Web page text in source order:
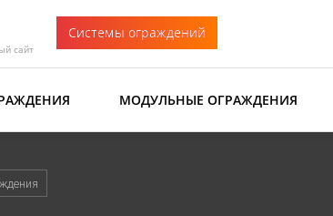
сайт
Системы ограждений
МОДУЛЬНЫЕ ОГРАЖДЕНИЯ